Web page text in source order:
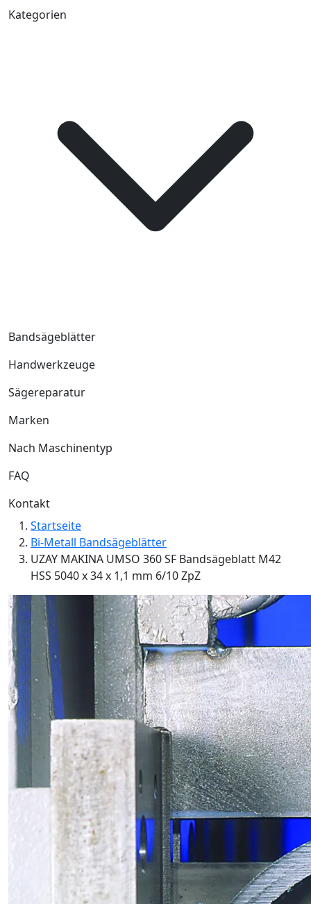
Kategorien
Bandsägeblätter
Handwerkzeuge
Sägereparatur
Marken
Nach Maschinentyp
FAQ
Kontakt
Startseite
Bi-Metall Bandsägeblätter
UZAY MAKINA UMSO 360 SF Bandsägeblatt M42
HSS 5040 x 34 x 1,1 mm 6/10 ZpZ